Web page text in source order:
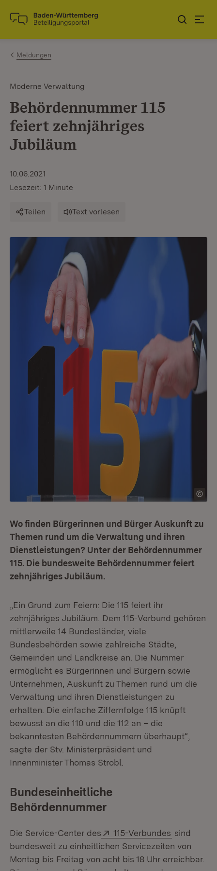
Zum Inhalt springen
Link zur Startseite
Meldungen
Moderne Verwaltung
Behördennummer 115
feiert zehnjähriges
Jubiläum
10.06.2021
Lesezeit: 1 Minute
Teilen Text vorlesen
Wo finden Bürgerinnen und Bürger Auskunft zu
Themen rund um die Verwaltung und ihren
Dienstleistungen? Unter der Behördennummer
115. Die bundesweite Behördennummer feiert
zehnjähriges Jubiläum.
„Ein Grund zum Feiern: Die 115 feiert ihr
zehnjähriges Jubiläum. Dem 115-Verbund gehören
mittlerweile 14 Bundesländer, viele
Bundesbehörden sowie zahlreiche Städte,
Gemeinden und Landkreise an. Die Nummer
ermöglicht es Bürgerinnen und Bürgern sowie
Unternehmen, Auskunft zu Themen rund um die
Verwaltung und ihren Dienstleistungen zu
erhalten. Die einfache Ziffernfolge 115 knüpft
bewusst an die 110 und die 112 an – die
bekanntesten Behördennummern überhaupt“,
sagte der Stv. Ministerpräsident und
Innenminister Thomas Strobl.
Bundeseinheitliche
Behördennummer
Die Service-Center des Extern:
115-Verbundes (Öffnet in
sind
bundesweit zu einheitlichen Servicezeiten von
Montag bis Freitag von acht bis 18 Uhr erreichbar.